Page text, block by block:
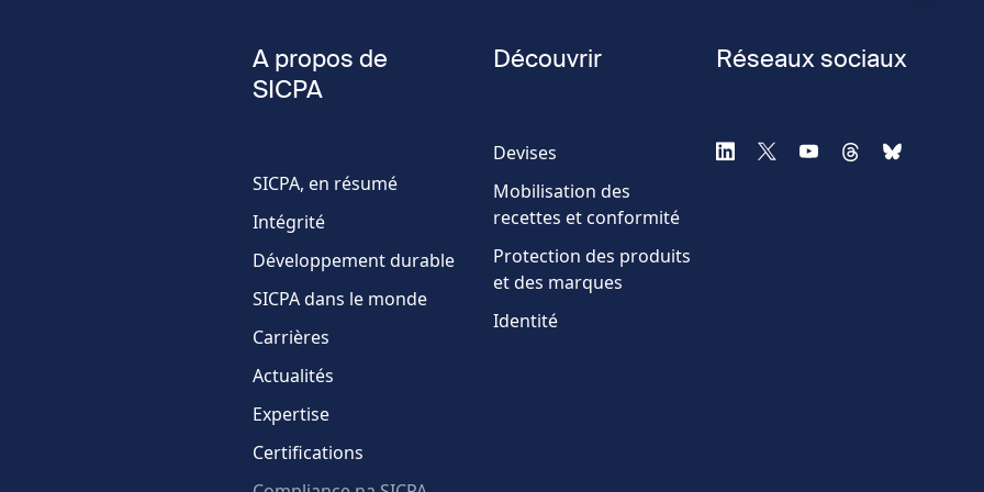
Pays
A propos de
SICPA
SICPA, en résumé
Intégrité
Développement durable
SICPA dans le monde
Carrières
Actualités
Expertise
Certifications
Découvrir
Devises
Mobilisation des
recettes et conformité
Protection des produits
et des marques
Identité
Réseaux sociaux